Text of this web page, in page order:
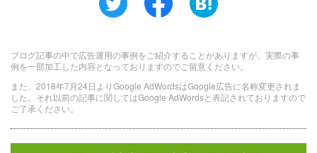
ブログ記事の中で広告運用の事例をご紹介することがありますが、実際の事
例を一部加工した内容となっておりますのでご留意ください。
また、2018年7月24日よりGoogle AdWordsはGoogle広告に名称変更されま
した。それ以前の記事に関してはGoogle AdWordsと表記されておりますので
ご了承ください。